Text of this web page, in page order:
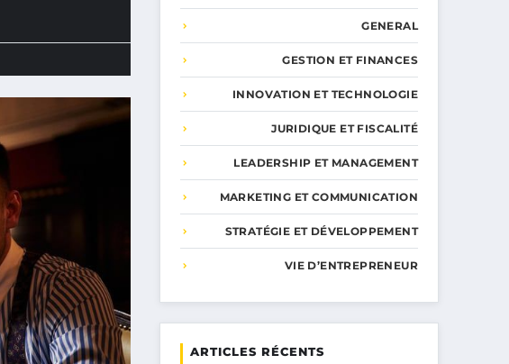
GENERAL
GESTION ET FINANCES
INNOVATION ET TECHNOLOGIE
JURIDIQUE ET FISCALITÉ
LEADERSHIP ET MANAGEMENT
MARKETING ET COMMUNICATION
STRATÉGIE ET DÉVELOPPEMENT
VIE D’ENTREPRENEUR
ARTICLES RÉCENTS